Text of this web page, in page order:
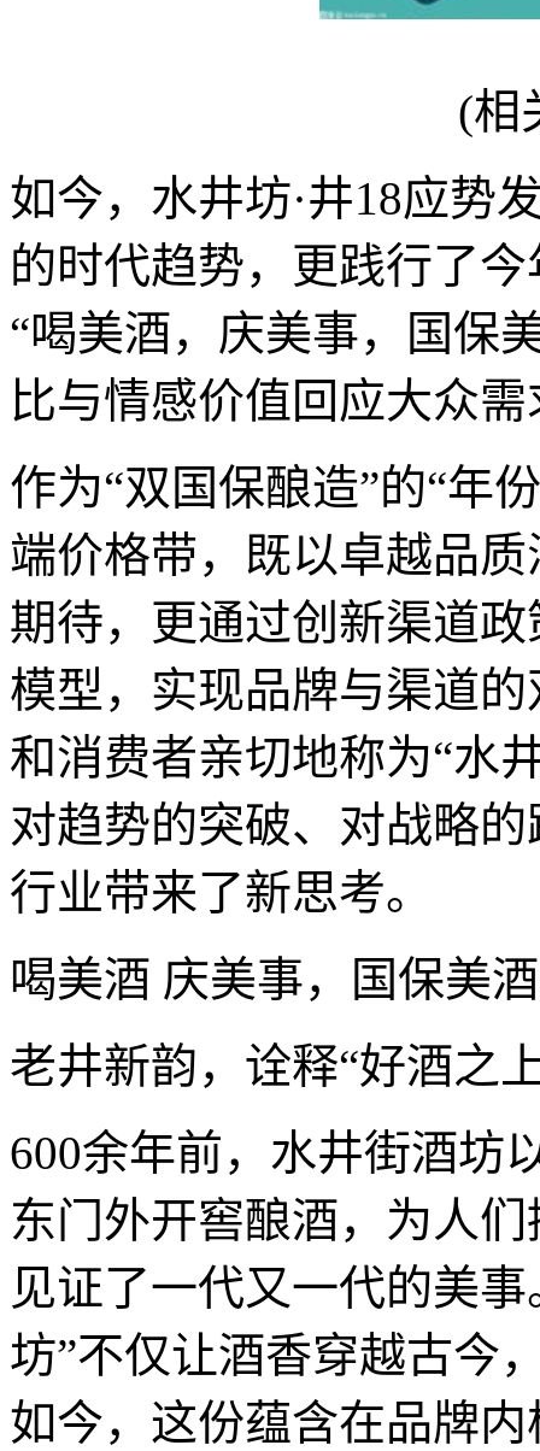
(相
如今，水井坊·井18应势
的时代趋势，更践行了
“喝美酒，庆美事，国保
比与情感价值回应大众需
作为“双国保酿造”的“年
端价格带，既以卓越品
期待，更通过创新渠道
模型，实现品牌与渠道
和消费者亲切地称为“水
对趋势的突破、对战略
行业带来了新思考。
喝美酒 庆美事，国保美
老井新韵，诠释“好酒之
600余年前，水井街酒坊
东门外开窖酿酒，为人
见证了一代又一代的美
坊”不仅让酒香穿越古今
如今，这份蕴含在品牌